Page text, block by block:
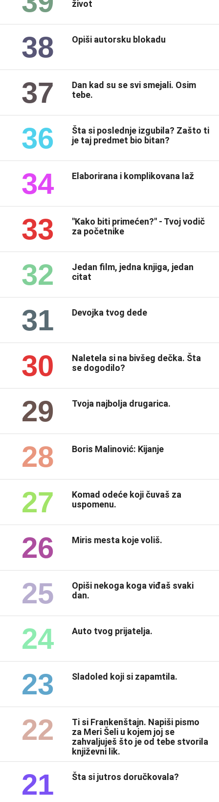
život
38 Opiši autorsku blokadu
37
Dan kad su se svi smejali. Osim
tebe.
36
Šta si poslednje izgubila? Zašto ti
je taj predmet bio bitan?
34 Elaborirana i komplikovana laž
33
"Kako biti primećen?" - Tvoj vodič
za početnike
32
Jedan film, jedna knjiga, jedan
citat
31 Devojka tvog dede
30
Naletela si na bivšeg dečka. Šta
se dogodilo?
29 Tvoja najbolja drugarica.
28 Boris Malinović: Kijanje
27
Komad odeće koji čuvaš za
uspomenu.
26 Miris mesta koje voliš.
25
Opiši nekoga koga viđaš svaki
dan.
24 Auto tvog prijatelja.
23 Sladoled koji si zapamtila.
22
Ti si Frankenštajn. Napiši pismo
za Meri Šeli u kojem joj se
zahvaljuješ što je od tebe stvorila
književni lik.
21 Šta si jutros doručkovala?